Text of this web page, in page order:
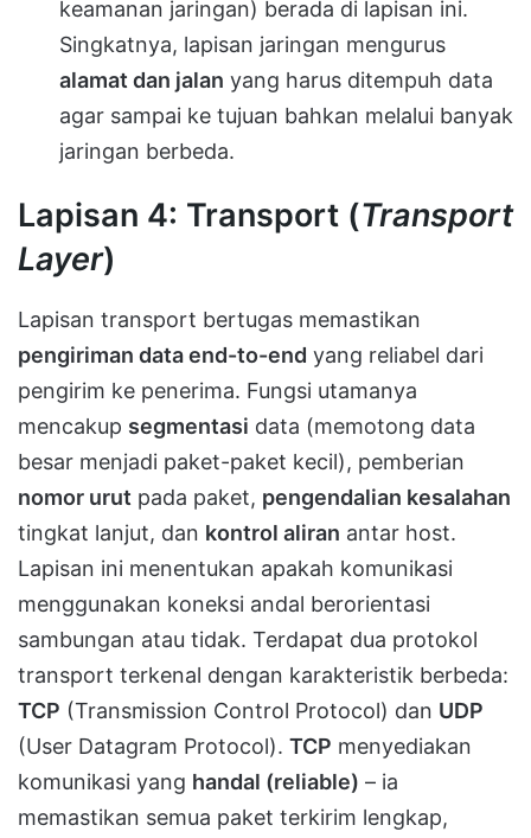
keamanan jaringan) berada di lapisan ini.
Singkatnya, lapisan jaringan mengurus
alamat dan jalan yang harus ditempuh data
agar sampai ke tujuan bahkan melalui banyak
jaringan berbeda.
Lapisan 4: Transport (Transport
Layer)
Lapisan transport bertugas memastikan
pengiriman data end-to-end yang reliabel dari
pengirim ke penerima. Fungsi utamanya
mencakup segmentasi data (memotong data
besar menjadi paket-paket kecil), pemberian
nomor urut pada paket, pengendalian kesalahan
tingkat lanjut, dan kontrol aliran antar host.
Lapisan ini menentukan apakah komunikasi
menggunakan koneksi andal berorientasi
sambungan atau tidak. Terdapat dua protokol
transport terkenal dengan karakteristik berbeda:
TCP (Transmission Control Protocol) dan UDP
(User Datagram Protocol). TCP menyediakan
komunikasi yang handal (reliable) – ia
memastikan semua paket terkirim lengkap,